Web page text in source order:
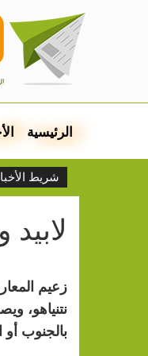
الرئيسية
شريط
زعيم
نتنياهو،
بالجنوب